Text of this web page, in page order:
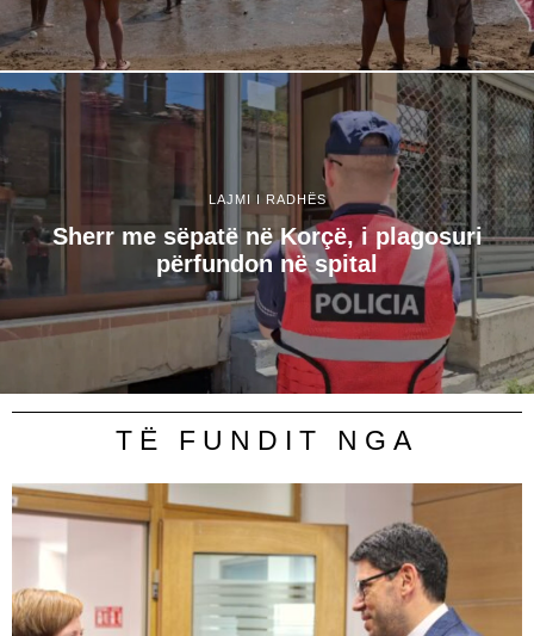
LAJMI I RADHËS
Sherr me sëpatë në Korçë, i plagosuri
përfundon në spital
TË FUNDIT NGA